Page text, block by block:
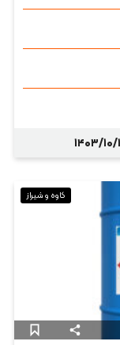
۱۰/۱۱
کاوه و شیراز